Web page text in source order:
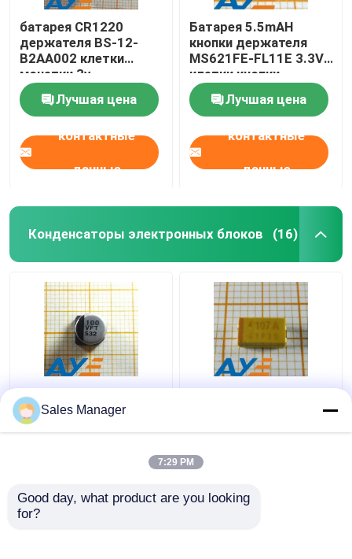
батарея CR1220
держателя BS-12-
B2AA002 клетки
монетки 3v
применимая
Лучшая цена
контактные
данные
Батарея 5.5mAH
кнопки держателя
MS621FE-FL11E 3.3V
клетки кнопки
перезаряжаемые
Лучшая цена
контактные
данные
Конденсаторы электронных блоков (16)
Конденсатор 100uF
35V EEEFT1V101AP
SMD алюминиевый
контактные
Конденсаторы 10V
TAJC107K010RNJ
SMD
контактные
Sales Manager
7:29 PM
Good day, what product are you looking
for?